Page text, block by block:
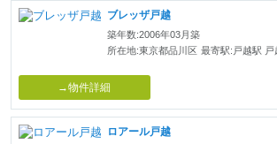
ブレッザ戸越
築年数:2006年03月築
所在地:東京都品川区 最寄駅:戸越駅 戸
→物件詳細
ロアール戸越